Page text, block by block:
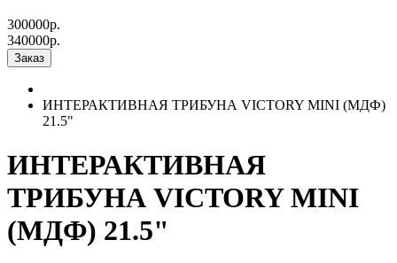
300000р.
340000р.
Заказ
ИНТЕРАКТИВНАЯ ТРИБУНА VICTORY MINI (МДФ)
21.5"
ИНТЕРАКТИВНАЯ
ТРИБУНА VICTORY MINI
(МДФ) 21.5"